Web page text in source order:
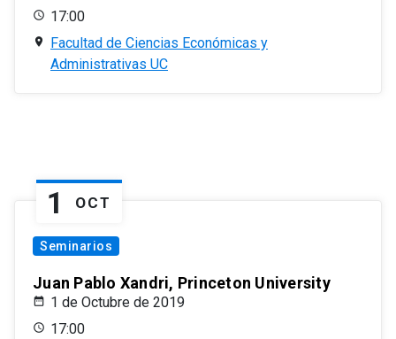
17:00
Facultad de Ciencias Económicas y
Administrativas UC
1 OCT
Seminarios
Juan Pablo Xandri, Princeton University
1 de Octubre de 2019
17:00